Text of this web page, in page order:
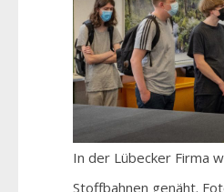
In der Lübecker Firma
Stoffbahnen genäht.